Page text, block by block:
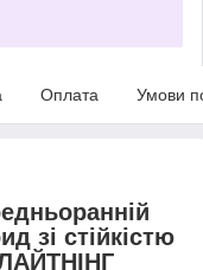
Оплата Умови
зі стійкістю